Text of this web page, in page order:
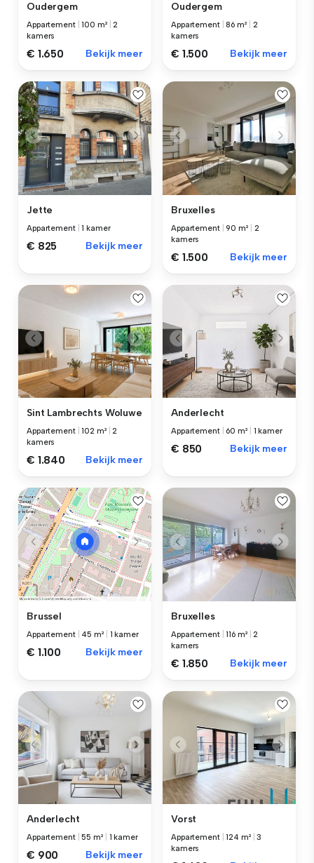
Oudergem
Appartement |100 m² |2
kamers
€ 1.650 Bekijk meer
Oudergem
Appartement |86 m²
2
kamers
€ 1.500 Bekijk meer
Jette
Appartement |1 kamer
€ 825 Bekijk meer
Bruxelles
Appartement |90 m²
2
kamers
€ 1.500 Bekijk meer
Sint Lambrechts Woluwe
Appartement |102 m² |2
kamers
€ 1.840 Bekijk meer
Anderlecht
Appartement 60 m² 1 kamer
€ 850 Bekijk meer
Brussel
Appartement 45 m² 1 kamer
€ 1.100 Bekijk meer
Bruxelles
Appartement |116 m²
2
kamers
€ 1.850 Bekijk meer
Anderlecht
Appartement |55 m² 1 kamer
€ 900 Bekijk meer
Vorst
Appartement |124 m² |3
kamers